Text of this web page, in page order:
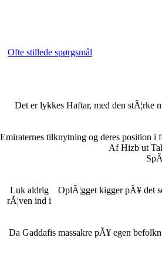
Ofte stillede spørgsmål
Det er lykkes Haftar, med den stÃ¦rke
Emiraternes tilknytning og deres position i
Af Hizb ut
OplÃ¦gget kigger pÃ¥ det
Luk aldrig
rÃ¦ven ind i
Da Gaddafis massakre pÃ¥ egen